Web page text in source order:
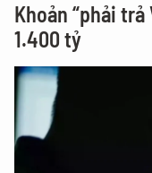
Khoản “phải
1.400 tỷ